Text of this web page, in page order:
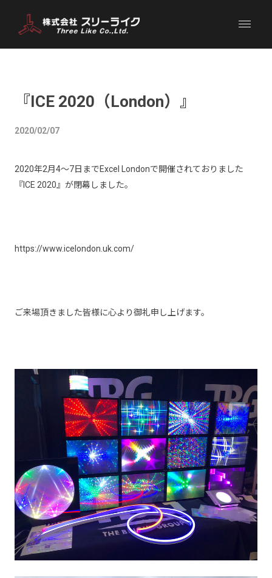
『ICE 2020（London）』
2020/02/07
2020年2月4～7日までExcel Londonで開催されておりました
『ICE 2020』が閉幕しました。
https://www.icelondon.uk.com/
ご来場頂きました皆様に心より御礼申し上げます。